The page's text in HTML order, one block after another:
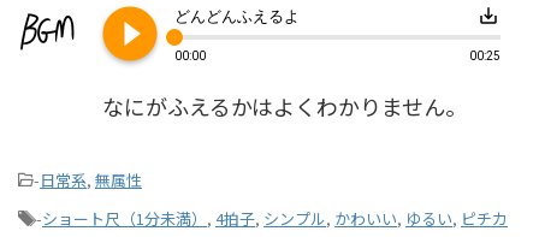
play_circle_filled どんどんふえるよ save_alt
00:00 00:25
なにがふえるかはよくわかりません。
-日常系, 無属性
-ショート尺（1分未満） , 4拍子, シンプル, かわいい, ゆるい, ピチカ